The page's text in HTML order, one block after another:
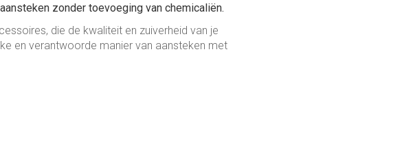
zonder toevoeging van chemicaliën.
die de kwaliteit en zuiverheid van je
en verantwoorde manier van aansteken met